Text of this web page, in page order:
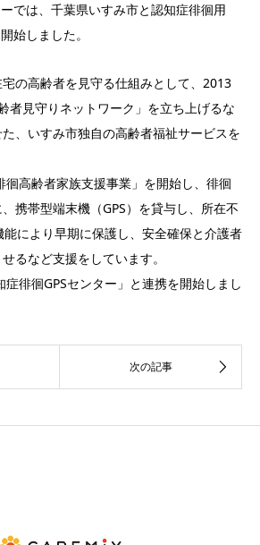
では、千葉県いすみ市と認知症徘徊用
始しました。
の高齢者を見守る仕組みとして、2013
者見守りネットワーク」を立ち上げるな
、いすみ市独自の高齢者福祉サービスを
徊高齢者家族支援事業」を開始し、徘徊
携帯型端末機（GPS）を貸与し、所在不
能により早期に保護し、安全確保と介護者
るなど支援をしています。
徘徊GPSセンター」と連携を開始しまし